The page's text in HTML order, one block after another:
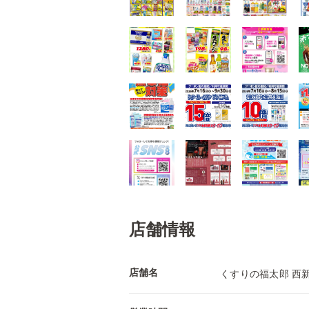
店舗情報
店舗名 くすりの福太郎 西